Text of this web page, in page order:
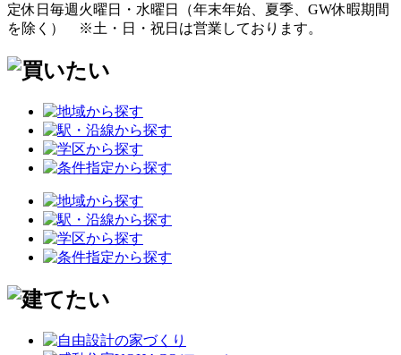
定休日 毎週火曜日・水曜日
（年末年始、夏季、GW休暇期間
を除く）
※土・日・祝日は営業しております。